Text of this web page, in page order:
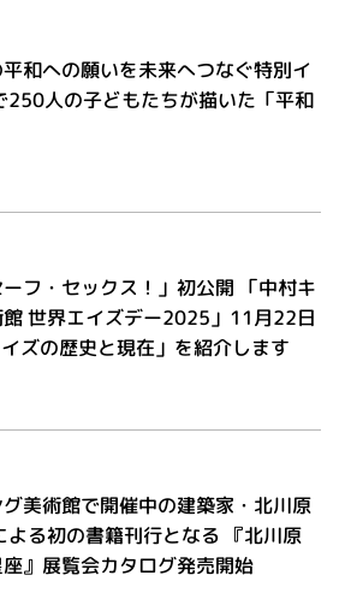
和への願いを未来へつなぐ特別イ
250人の子どもたちが描いた「平和
フ・セックス！」初公開 「中村キ
世界エイズデー2025」11月22日
ズの歴史と現在」を紹介します
美術館で開催中の建築家・北川原
る初の書籍刊行となる 『北川原
』展覧会カタログ発売開始